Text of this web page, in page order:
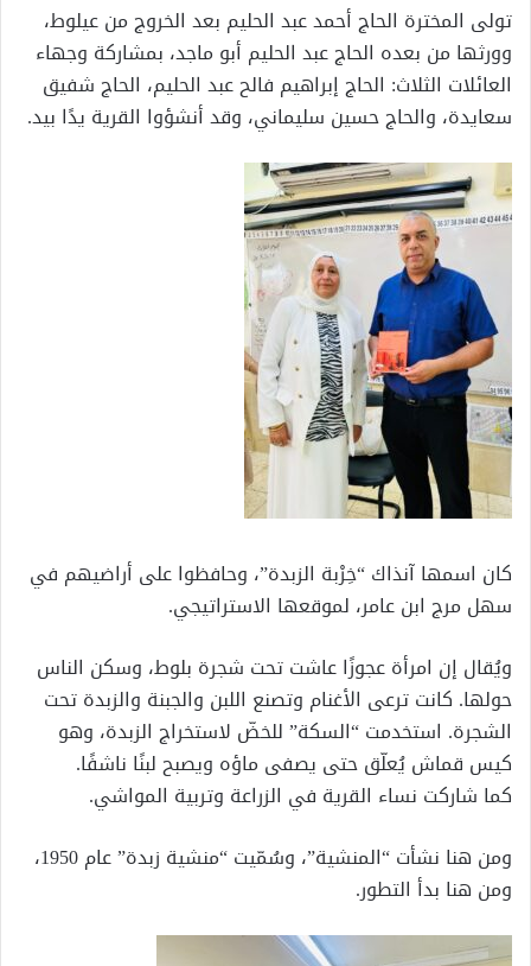
تولى المخترة الحاج أحمد عبد الحليم بعد الخروج من عيلوط،
وورثها من بعده الحاج عبد الحليم أبو ماجد، بمشاركة وجهاء
العائلات الثلاث: الحاج إبراهيم فالح عبد الحليم، الحاج شفيق
سعايدة، والحاج حسين سليماني، وقد أنشؤوا القرية يدًا بيد.
كان اسمها آنذاك “خِرْبة الزبدة”، وحافظوا على أراضيهم في
سهل مرج ابن عامر، لموقعها الاستراتيجي.
ويُقال إن امرأة عجوزًا عاشت تحت شجرة بلوط، وسكن الناس
حولها. كانت ترعى الأغنام وتصنع اللبن والجبنة والزبدة تحت
الشجرة. استخدمت “السكة” للخضّ لاستخراج الزبدة، وهو
كيس قماش يُعلّق حتى يصفى ماؤه ويصبح لبنًا ناشفًا.
كما شاركت نساء القرية في الزراعة وتربية المواشي.
ومن هنا نشأت “المنشية”، وسُمّيت “منشية زبدة” عام 1950،
ومن هنا بدأ التطور.